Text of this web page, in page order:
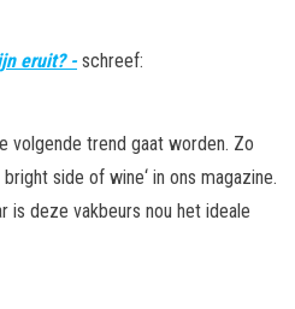
eruit? - schreef:
volgende trend gaat worden. Zo
side of wine‘ in ons magazine.
is deze vakbeurs nou het ideale